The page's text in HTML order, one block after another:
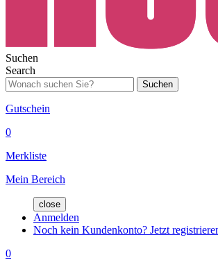
Suchen
Search
Suchen
Gutschein
0
Merkliste
Mein Bereich
close
Anmelden
Noch kein Kundenkonto? Jetzt
0